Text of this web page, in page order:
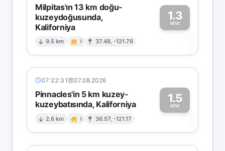
Milpitas'ın 13 km doğu-
kuzeydoğusunda,
Kaliforniya
9.5 km I 37.48, -121.78
1.3
MW
1
07:22:31 07.08.2026
Pinnacles'in 5 km kuzey-
kuzeybatısında, Kaliforniya
2.6 km I 36.57, -121.17
1.5
MW1